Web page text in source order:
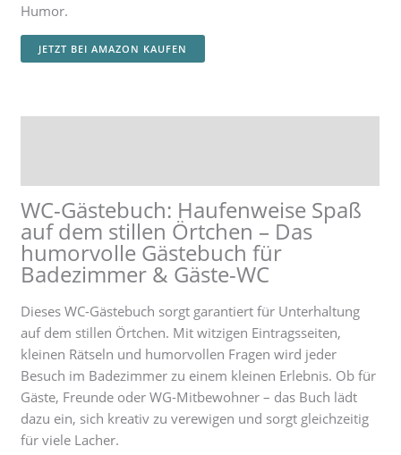
Humor.
JETZT BEI AMAZON KAUFEN
WC-Gästebuch: Haufenweise Spaß
auf dem stillen Örtchen – Das
humorvolle Gästebuch für
Badezimmer & Gäste-WC
Dieses WC-Gästebuch sorgt garantiert für Unterhaltung
auf dem stillen Örtchen. Mit witzigen Eintragsseiten,
kleinen Rätseln und humorvollen Fragen wird jeder
Besuch im Badezimmer zu einem kleinen Erlebnis. Ob für
Gäste, Freunde oder WG-Mitbewohner – das Buch lädt
dazu ein, sich kreativ zu verewigen und sorgt gleichzeitig
für viele Lacher.